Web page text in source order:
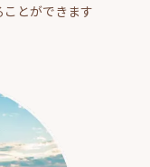
とができます